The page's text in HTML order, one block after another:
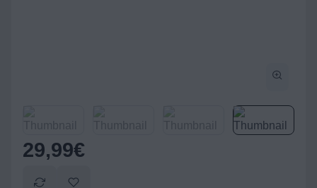
29,99€